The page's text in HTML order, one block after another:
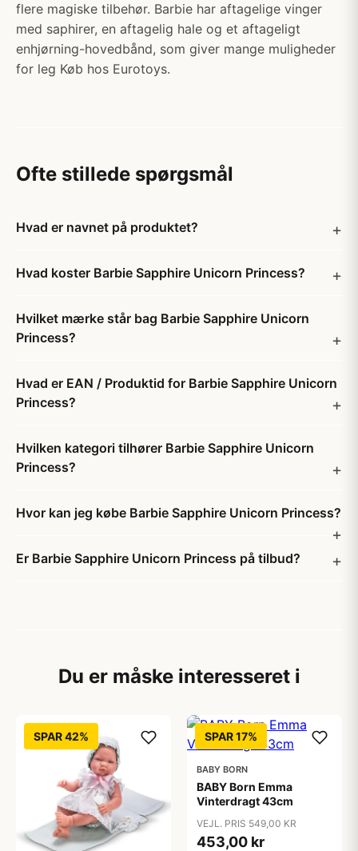
flere magiske tilbehør. Barbie har aftagelige vinger
med saphirer, en aftagelig hale og et aftageligt
enhjørning-hovedbånd, som giver mange muligheder
for leg Køb hos Eurotoys.
Ofte stillede spørgsmål
Hvad er navnet på produktet?
Hvad koster Barbie Sapphire Unicorn Princess?
Hvilket mærke står bag Barbie Sapphire Unicorn
Princess?
Hvad er EAN / Produktid for Barbie Sapphire Unicorn
Princess?
Hvilken kategori tilhører Barbie Sapphire Unicorn
Princess?
Hvor kan jeg købe Barbie Sapphire Unicorn Princess?
Er Barbie Sapphire Unicorn Princess på tilbud?
Du er måske interesseret i
SPAR 42% SPAR 17%
BABY BORN
BABY Born Emma
Vinterdragt 43cm
VEJL. PRIS 549,00 KR
453,00 kr